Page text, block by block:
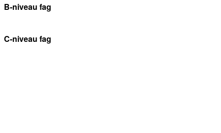
B-niveau fag
C-niveau fag